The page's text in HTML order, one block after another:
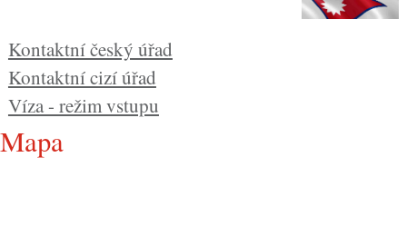
Kontaktní český úřad
Kontaktní cizí úřad
Víza - režim vstupu
Mapa